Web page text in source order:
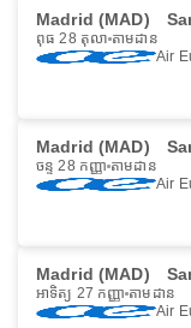
Madrid (MAD)
ពុធ 28 តុលា តាមដាន
Air
Madrid (MAD)
ចន្ទ 28 កញ្ញា តាមដាន
Air
Madrid (MAD)
អាទិត្យ 27 កញ្ញា តាមដាន
Air